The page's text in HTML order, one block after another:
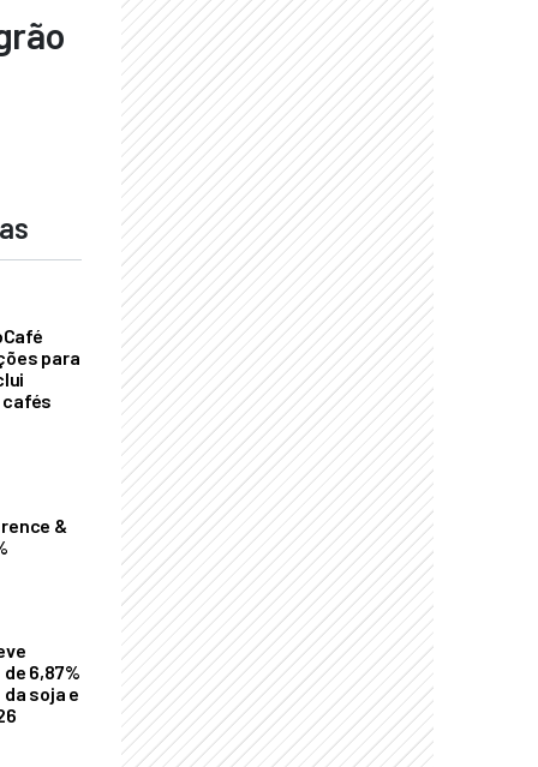
para
&
6,87%
da soja e